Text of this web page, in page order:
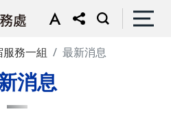
服務一組 最新消息
消息